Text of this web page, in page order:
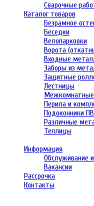
Сварочные
Каталог товаров
Безрамное
Беседки
Велопарковки
Ворота
Входные
Заборы из
Защитные
Лестницы
Перила и
Подоконники
Различные
Теплицы
Информация
Обслуживание
Вакансии
Рассрочка
Контакты